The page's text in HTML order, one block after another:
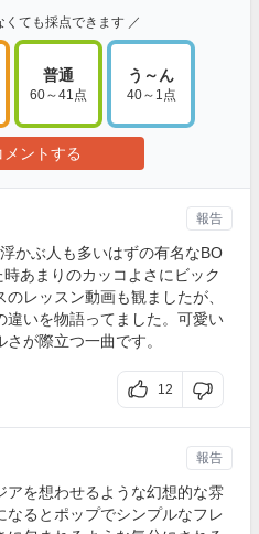
くても採点できます ／
普通
60～41点
う～ん
40～1点
ントする
かぶ人も多いはずの有名なBO
あまりのカッコよさにビック
レッスン動画も観ましたが、
違いを物語ってました。可愛い
が際立つ一曲です。
12
報告
アを想わせるような幻想的な雰
るとポップでシンプルなフレ
報告